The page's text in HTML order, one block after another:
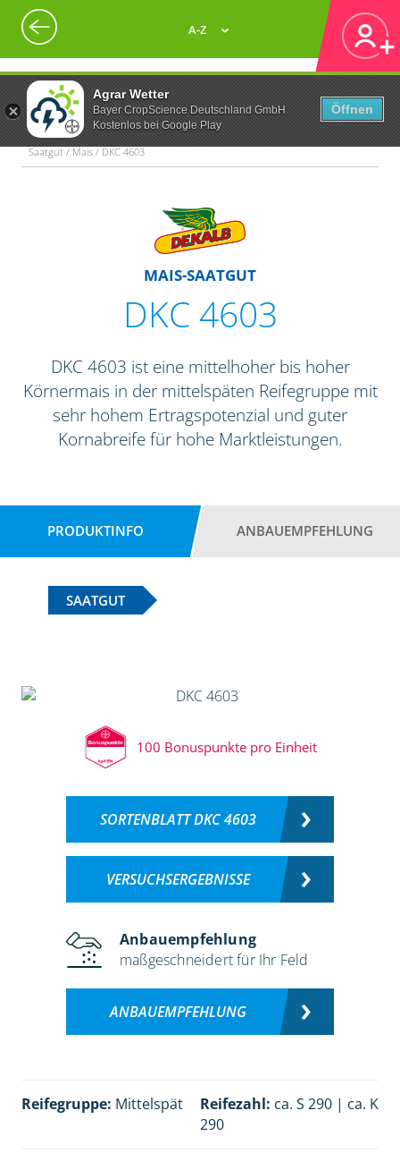
Agrar Wetter
Bayer CropScience Deutschland GmbH
Kostenlos bei Google Play
Öffnen
A-Z
Saatgut / Mais / DKC 4603
MAIS-SAATGUT
DKC 4603
DKC 4603 ist eine mittelhoher bis hoher
Körnermais in der mittelspäten Reifegruppe mit
sehr hohem Ertragspotenzial und guter
Kornabreife für hohe Marktleistungen.
PRODUKTINFO ANBAUEMPFEHLUNG
SAATGUT
100 Bonuspunkte pro Einheit
SORTENBLATT DKC 4603
VERSUCHSERGEBNISSE
Anbauempfehlung
maßgeschneidert für Ihr Feld
ANBAUEMPFEHLUNG
Reifegruppe: Mittelspät Reifezahl: ca. S 290 | ca. K
290